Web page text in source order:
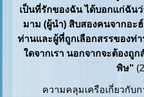
เป็นที่รักของฉัน ได้บอกแก่ฉัน
มาม (ผู้นำ) สิบสองคนจากอะ
ท่านและผู้ที่ถูกเลือกสรรของท่
ใดจากเรา นอกจากจะต้องถู
พิษ"
ความคลุมเครือเกี่ยวกับกา